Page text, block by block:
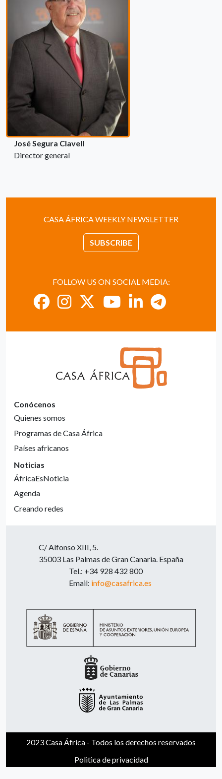
José Segura Clavell
Director general
CASA ÁFRICA WEEKLY NEWSLETTER
SUBSCRIBE
FOLLOW US ON SOCIAL MEDIA:
Conócenos
Quienes somos
Programas de Casa África
Países africanos
Noticias
ÁfricaEsNoticia
Agenda
Creando redes
C/ Alfonso XIII, 5.
35003 Las Palmas de Gran Canaria. España
Tel.: +34 928 432 800
Email: info@casafrica.es
2023 Casa África - Todos los derechos reservados
Politica de privacidad